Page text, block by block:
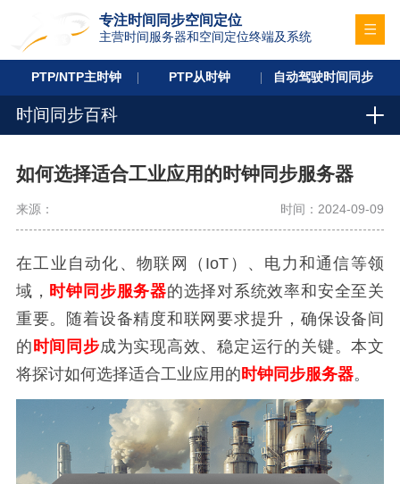
专注时间同步空间定位
主营时间服务器和空间定位终端及系统
PTP/NTP主时钟 PTP从时钟 自动驾驶时间同步
时间同步百科
如何选择适合工业应用的时钟同步服务器
来源： 时间：2024-09-09
在工业自动化、物联网（IoT）、电力和通信等领
域， 时钟同步服务器的选择对系统效率和安全至关
重要。随着设备精度和联网要求提升，确保设备间
的 时间同步成为实现高效、稳定运行的关键。本文
将探讨如何选择适合工业应用的 时钟同步服务器。